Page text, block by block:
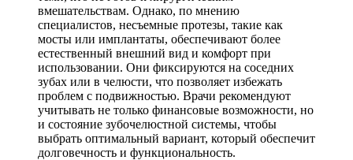
вмешательствам. Однако, по мнению
специалистов, несъемные протезы, такие как
мосты или имплантаты, обеспечивают более
естественный внешний вид и комфорт при
использовании. Они фиксируются на соседних
зубах или в челюсти, что позволяет избежать
проблем с подвижностью. Врачи рекомендуют
учитывать не только финансовые возможности, но
и состояние зубочелюстной системы, чтобы
выбрать оптимальный вариант, который обеспечит
долговечность и функциональность.